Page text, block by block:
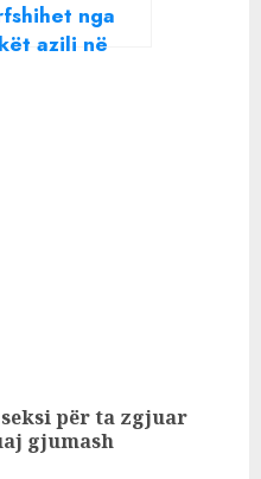
nga
azili në
për ta zgjuar
gjumash